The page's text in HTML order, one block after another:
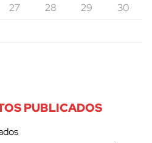
27 28 29
30
PUBLICADOS